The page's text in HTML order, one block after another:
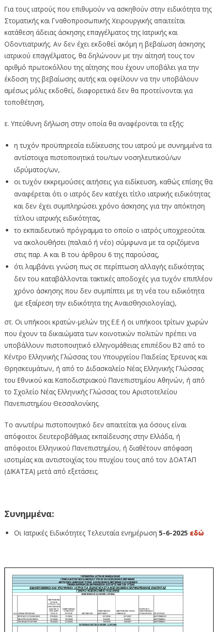
Για τους ιατρούς που επιθυμούν να ασκηθούν στην ειδικότητα της
Στοματικής και Γναθοπροσωπικής Χειρουργικής απαιτείται
κατάθεση άδειας άσκησης επαγγέλματος της Ιατρικής και
Οδοντιατρικής. Αν δεν έχει εκδοθεί ακόμη η βεβαίωση άσκησης
ιατρικού επαγγέλματος, θα δηλώνουν με την αίτησή τους τον
αριθμό πρωτοκόλλου της αίτησης που έχουν υποβάλει για την
έκδοση της βεβαίωσης αυτής και οφείλουν να την υποβάλουν
αμέσως μόλις εκδοθεί, διαφορετικά δεν θα προτείνονται για
τοποθέτηση,
ε. Υπεύθυνη δήλωση στην οποία θα αναφέρονται τα εξής:
η τυχόν προϋπηρεσία ειδίκευσης του ιατρού με συνημμένα τα
αντίστοιχα πιστοποιητικά του/των νοσηλευτικού/ων
ιδρύματος/ων,
οι τυχόν εκκρεμούσες αιτήσεις για ειδίκευση, καθώς επίσης θα
αναφέρεται ότι ο ιατρός δεν κατέχει τίτλο ιατρικής ειδικότητας
και δεν έχει συμπληρώσει χρόνο άσκησης για την απόκτηση
τίτλου ιατρικής ειδικότητας,
το εκπαιδευτικό πρόγραμμα το οποίο ο ιατρός υποχρεούται
να ακολουθήσει (παλαιό ή νέο) σύμφωνα με τα οριζόμενα
στις παρ. Α και Β του άρθρου 6 της παρούσας,
ότι λαμβάνει γνώση πως σε περίπτωση αλλαγής ειδικότητας
δεν του καταβάλλονται τακτικές αποδοχές για τυχόν επιπλέον
χρόνο άσκησης που δεν συμπίπτει με τη νέα του ειδικότητα
(με εξαίρεση την ειδικότητα της Αναισθησιολογίας),
στ. Οι υπήκοοι κρατών-μελών της Ε.Ε ή οι υπήκοοι τρίτων χωρών
που έχουν τα δικαιώματα των κοινοτικών πολιτών πρέπει να
υποβάλλουν πιστοποιητικό ελληνομάθειας επιπέδου Β2 από το
Κέντρο Ελληνικής Γλώσσας του Υπουργείου Παιδείας Έρευνας και
Θρησκευμάτων, ή από το Διδασκαλείο Νέας Ελληνικής Γλώσσας
του Εθνικού και Καποδιστριακού Πανεπιστημίου Αθηνών, ή από
το Σχολείο Νέας Ελληνικής Γλώσσας του Αριστοτελείου
Πανεπιστημίου Θεσσαλονίκης.
Το ανωτέρω πιστοποιητικό δεν απαιτείται για όσους είναι
απόφοιτοι δευτεροβάθμιας εκπαίδευσης στην Ελλάδα, ή
απόφοιτοι Ελληνικού Πανεπιστημίου, ή διαθέτουν απόφαση
ισοτιμίας και αντιστοιχίας του πτυχίου τους από τον ΔΟΑΤΑΠ
(ΔΙΚΑΤΣΑ) μετά από εξετάσεις.
Συνημμένα:
Οι Ιατρικές Ειδικότητες Τελευταία ενημέρωση 5-6-2025 εδώ